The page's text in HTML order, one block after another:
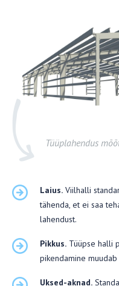
Tüüplahendus
Laius. Viilhalli
tähenda, et ei saa
lahendust.
Pikkus. Tüüpse halli
pikendamine
Uksed-aknad.